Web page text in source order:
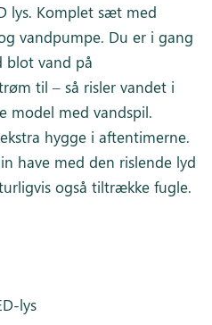
lys. Komplet sæt med
vandpumpe. Du er i gang
blot vand på
til – så risler vandet i
model med vandspil.
hygge i aftentimerne.
have med den rislende lyd
også tiltrække fugle.
lys